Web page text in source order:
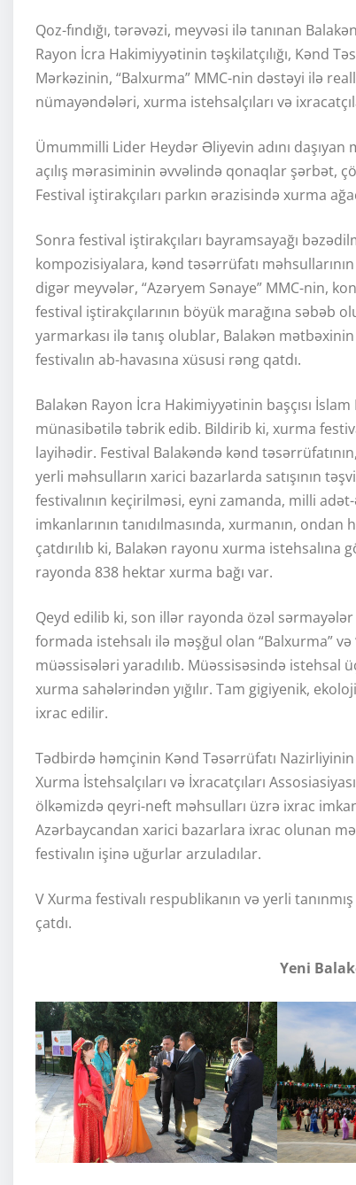
Qoz-fındığı, tərəvəzi, meyvəsi ilə tanınan
Rayon İcra Hakimiyyətinin təşkilatçılığı, Kənd
Mərkəzinin, “Balxurma” MMC-nin dəstəyi ilə
nümayəndələri, xurma istehsalçıları və
Ümummilli Lider Heydər Əliyevin adını
açılış mərasiminin əvvəlində qonaqlar şərbət,
Festival iştirakçıları parkın ərazisində xurma
Sonra festival iştirakçıları bayramsayağı
kompozisiyalara, kənd təsərrüfatı
digər meyvələr, “Azəryem Sənaye” MMC-nin,
festival iştirakçılarının böyük marağına səbəb
yarmarkası ilə tanış olublar, Balakən
festivalın ab-havasına xüsusi rəng qatdı.
Balakən Rayon İcra Hakimiyyətinin başçısı
münasibətilə təbrik edib. Bildirib ki, xurma
layihədir. Festival Balakəndə kənd
yerli məhsulların xarici bazarlarda satışının
festivalının keçirilməsi, eyni zamanda, milli
imkanlarının tanıdılmasında, xurmanın,
çatdırılıb ki, Balakən rayonu xurma
rayonda 838 hektar xurma bağı var.
Qeyd edilib ki, son illər rayonda özəl
formada istehsalı ilə məşğul olan “Balxurma”
müəssisələri yaradılıb. Müəssisəsində
xurma sahələrindən yığılır. Tam gigiyenik,
ixrac edilir.
Tədbirdə həmçinin Kənd Təsərrüfatı
Xurma İstehsalçıları və İxracatçıları
ölkəmizdə qeyri-neft məhsulları üzrə ixrac
Azərbaycandan xarici bazarlara ixrac olunan
festivalın işinə uğurlar arzuladılar.
V Xurma festivalı respublikanın və yerli
çatdı.
Yeni